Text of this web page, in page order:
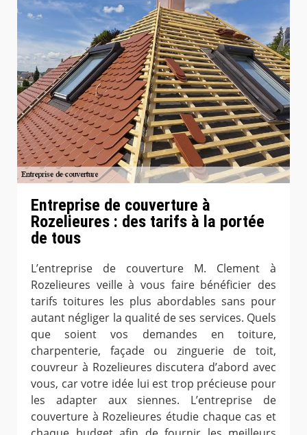
Entreprise de couverture à
Rozelieures : des tarifs à la portée
de tous
L’entreprise de couverture M. Clement à
Rozelieures veille à vous faire bénéficier des
tarifs toitures les plus abordables sans pour
autant négliger la qualité de ses services. Quels
que soient vos demandes en toiture,
charpenterie, façade ou zinguerie de toit,
couvreur à Rozelieures discutera d’abord avec
vous, car votre idée lui est trop précieuse pour
les adapter aux siennes. L’entreprise de
couverture à Rozelieures étudie chaque cas et